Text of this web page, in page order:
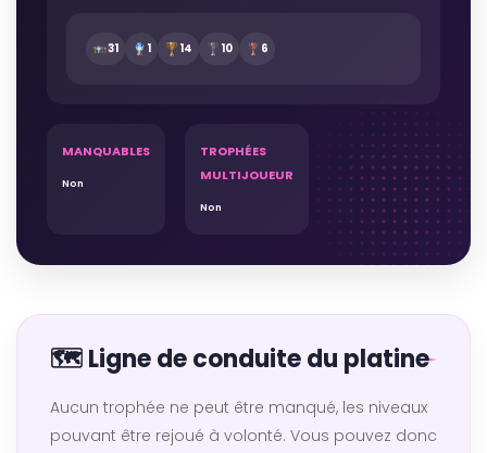
31 1 14 10 6
MANQUABLES
Non
TROPHÉES
MULTIJOUEUR
Non
🗺️ Ligne de conduite du platine
Aucun trophée ne peut être manqué, les niveaux
pouvant être rejoué à volonté. Vous pouvez donc